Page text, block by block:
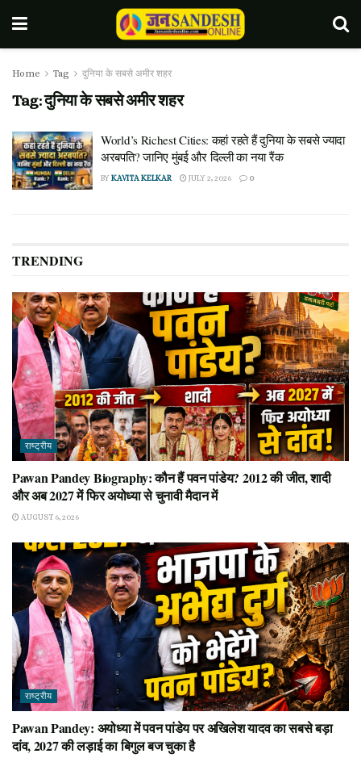
Home Tag दुनिया के सबसे अमीर शहर
Tag:दुनिया के सबसे अमीर शहर
World’s Richest Cities: कहां रहते हैं दुनिया के सबसे ज्यादा
अरबपति? जानिए मुंबई और दिल्ली का नया रैंक
BYKAVITA KELKAR JULY 2, 2026 0
TRENDING
राष्ट्रीय
Pawan Pandey Biography: कौन हैं पवन पांडेय? 2012 की जीत, शादी
और अब 2027 में फिर अयोध्या से चुनावी मैदान में
AUGUST 6, 2026
राष्ट्रीय
Pawan Pandey: अयोध्या में पवन पांडेय पर अखिलेश यादव का सबसे बड़ा
दांव, 2027 की लड़ाई का बिगुल बज चुका है